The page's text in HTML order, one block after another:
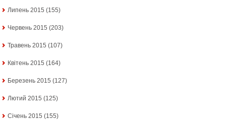
Липень 2015 (155)
Червень 2015 (203)
Травень 2015 (107)
Квітень 2015 (164)
Березень 2015 (127)
Лютий 2015 (125)
Січень 2015 (155)